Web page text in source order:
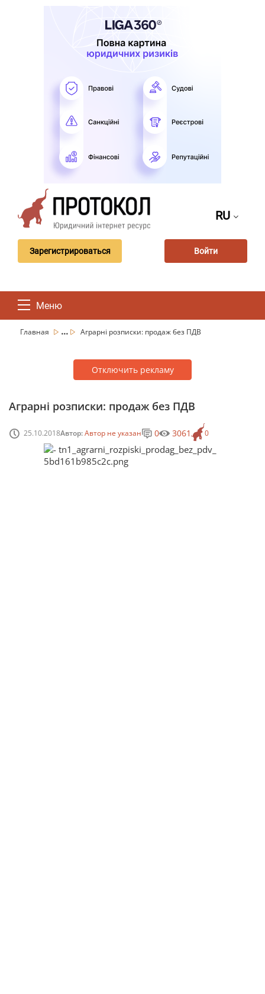
RU
Зарегистрироваться Войти
Меню
Главная ... Аграрні розписки: продаж без ПДВ
Отключить рекламу
Аграрні розписки: продаж без ПДВ
25.10.2018Автор:Автор не указан 0
0 3061